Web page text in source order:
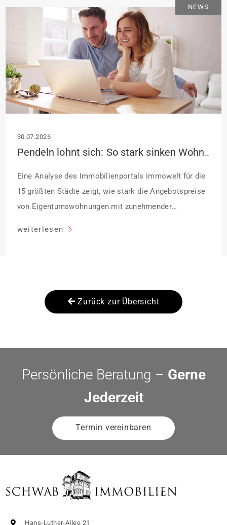
Sanierung in Einzelmaßnahmen […]
NEWS
30.07.2026
Pendeln lohnt sich: So stark sinken Wohnungspreise im Umland
Eine Analyse des Immobilienportals immowelt für die
15 größten Städte zeigt, wie stark die Angebotspreise
von Eigentumswohnungen mit zunehmender
weiterlesen
Zurück zur Übersicht
Persönliche Beratung – Gerne
Jederzeit
Termin vereinbaren
Hans-Luther-Allee 21